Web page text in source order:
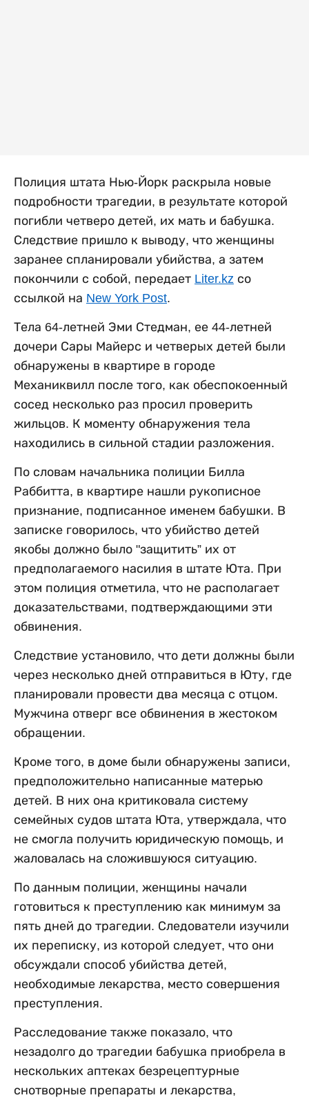
Полиция штата Нью-Йорк раскрыла новые
подробности трагедии, в результате которой
погибли четверо детей, их мать и бабушка.
Следствие пришло к выводу, что женщины
заранее спланировали убийства, а затем
покончили с собой, передает Liter.kz со
ссылкой на New York Post.
Тела 64-летней Эми Стедман, ее 44-летней
дочери Сары Майерс и четверых детей были
обнаружены в квартире в городе
Механиквилл после того, как обеспокоенный
сосед несколько раз просил проверить
жильцов. К моменту обнаружения тела
находились в сильной стадии разложения.
По словам начальника полиции Билла
Раббитта, в квартире нашли рукописное
признание, подписанное именем бабушки. В
записке говорилось, что убийство детей
якобы должно было "защитить” их от
предполагаемого насилия в штате Юта. При
этом полиция отметила, что не располагает
доказательствами, подтверждающими эти
обвинения.
Следствие установило, что дети должны были
через несколько дней отправиться в Юту, где
планировали провести два месяца с отцом.
Мужчина отверг все обвинения в жестоком
обращении.
Кроме того, в доме были обнаружены записи,
предположительно написанные матерью
детей. В них она критиковала систему
семейных судов штата Юта, утверждала, что
не смогла получить юридическую помощь, и
жаловалась на сложившуюся ситуацию.
По данным полиции, женщины начали
готовиться к преступлению как минимум за
пять дней до трагедии. Следователи изучили
их переписку, из которой следует, что они
обсуждали способ убийства детей,
необходимые лекарства, место совершения
преступления.
Расследование также показало, что
незадолго до трагедии бабушка приобрела в
нескольких аптеках безрецептурные
снотворные препараты и лекарства,